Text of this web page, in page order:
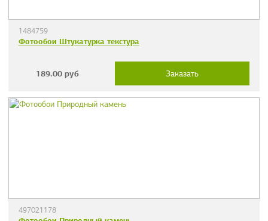
1484759
Фотообои Штукатурка текстура
189.00 руб Заказать
497021178